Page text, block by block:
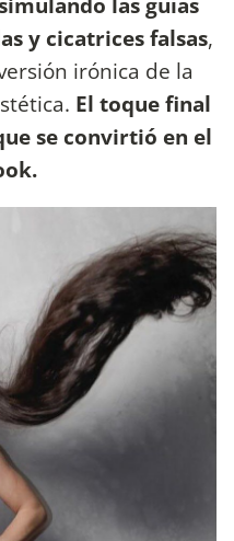
y cicatrices falsas,
irónica de la
El toque final
se convirtió en el